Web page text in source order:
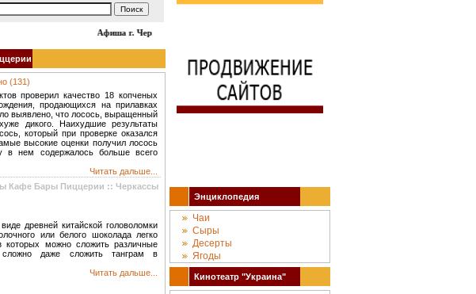
Афиша г. Черкассы: кино, театр, концерты, спектакли, гастроли, выставки,
(131)
проверил качество 18 копченых
продающихся на прилавках
выявлено, что лосось, выращенный
дикого. Наихудшие результаты
который при проверке оказался
высокие оценки получил лосось
в нем содержалось больше всего
Читать дальше...
Кафе Бары Пиццерии :: Черкассы
древней китайской головоломки
или белого шоколада легко
которых можно сложить различные
даже сложить танграм в
Читать дальше...
Энциклопедия
Чаи
Сыры
Десерты
Ягоды
Кинотеатр "Украина"